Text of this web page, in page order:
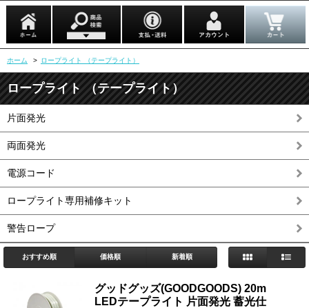
ホーム > ロープライト （テープライト）
ロープライト （テープライト）
片面発光
両面発光
電源コード
ロープライト専用補修キット
警告ロープ
おすすめ順 価格順 新着順
グッドグッズ(GOODGOODS) 20m
LEDテープライト 片面発光 蓄光仕